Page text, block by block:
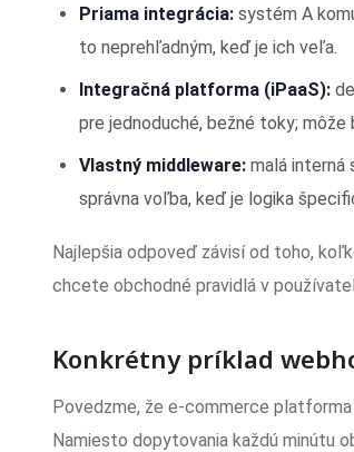
Priama integrácia: systém A
to neprehľadným, keď je ich veľa.
Integračná platforma (iPaaS):
pre jednoduché, bežné toky;
Vlastný middleware: malá interná
správna voľba, keď je logika
Najlepšia odpoveď závisí od toho,
chcete obchodné pravidlá v
Konkrétny príklad
Povedzme, že e-commerce
Namiesto dopytovania každú minútu